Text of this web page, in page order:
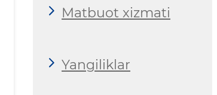
Matbuot xizmati
Yangiliklar